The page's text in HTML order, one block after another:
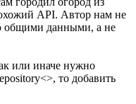
API. Автор нам не
общими данными, а не
или иначе нужно
то добавить